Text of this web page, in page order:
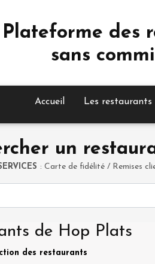
Plateforme des
sans
Accueil Les restaurants
un
: Carte de fidélité / Remises
de Hop Plats
des restaurants